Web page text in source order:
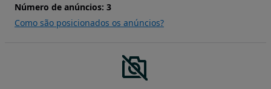
Número de anúncios: 3
Como são posicionados os anúncios?